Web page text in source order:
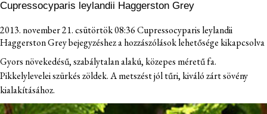
Cupressocyparis leylandii Haggerston Grey
2013. november 21. csütörtök 08:36Cupressocyparis leylandii
Haggerston Grey bejegyzésheza hozzászólások lehetősége kikapcsolva
Gyors növekedésű, szabálytalan alakú, közepes méretű fa.
Pikkelylevelei szürkés zöldek. A metszést jól tűri, kiváló zárt sövény
kialakításához.